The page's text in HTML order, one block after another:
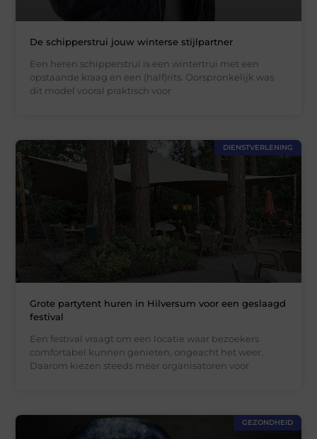
De schipperstrui jouw winterse stijlpartner
Een heren schipperstrui is een wintertrui met een
opstaande kraag en een (half)rits. Oorspronkelijk was
dit model vooral praktisch voor
DIENSTVERLENING
Grote partytent huren in Hilversum voor een geslaagd
festival
Een festival vraagt om een locatie waar bezoekers
comfortabel kunnen genieten, ongeacht het weer.
Daarom kiezen steeds meer organisatoren voor
GEZONDHEID